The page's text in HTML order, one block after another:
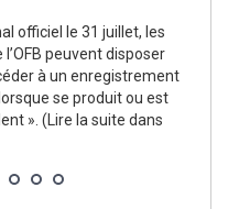
officiel le 31 juillet, les
peuvent disposer
à un enregistrement
se produit ou est
». (Lire la suite dans